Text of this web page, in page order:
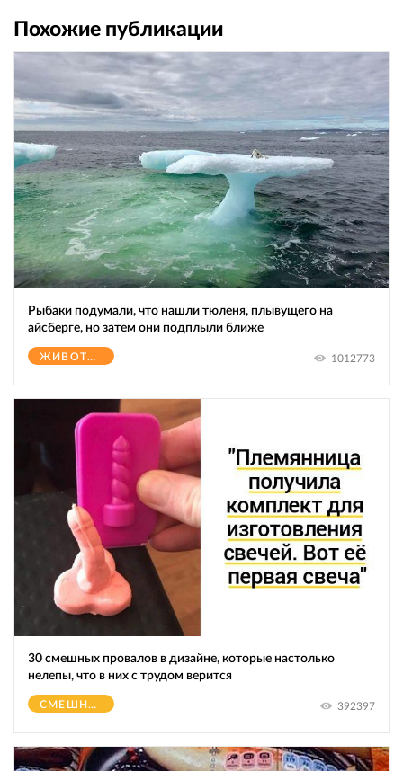
Похожие публикации
Рыбаки подумали, что нашли тюленя, плывущего на
айсберге, но затем они подплыли ближе
ЖИВОТНЫЕ 1012773
30 смешных провалов в дизайне, которые настолько
нелепы, что в них с трудом верится
СМЕШНОЕ 392397